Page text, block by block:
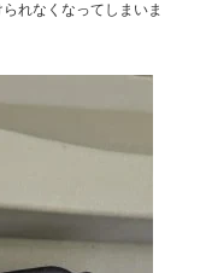
れなくなってしまいま